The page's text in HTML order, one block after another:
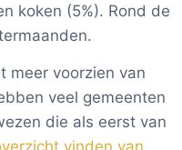
koken (5%). Rond de
meer voorzien van
veel gemeenten
die als eerst van
vinden van